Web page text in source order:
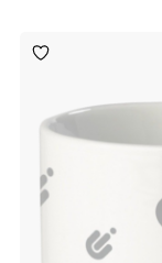
Toevoegen
aan